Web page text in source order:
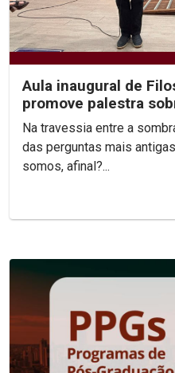
Aula inaugural de
promove palestra
Na travessia entre a
das perguntas mais
somos, afinal?...